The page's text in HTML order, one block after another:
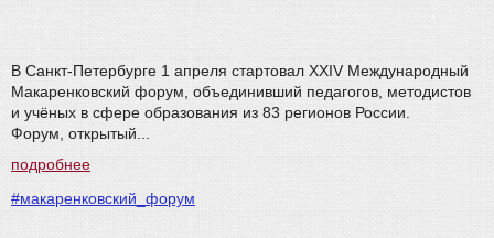
В Санкт-Петербурге 1 апреля стартовал XXIV Международный
Макаренковский форум, объединивший педагогов, методистов
и учёных в сфере образования из 83 регионов России.
Форум, открытый...
подробнее
#макаренковский_форум